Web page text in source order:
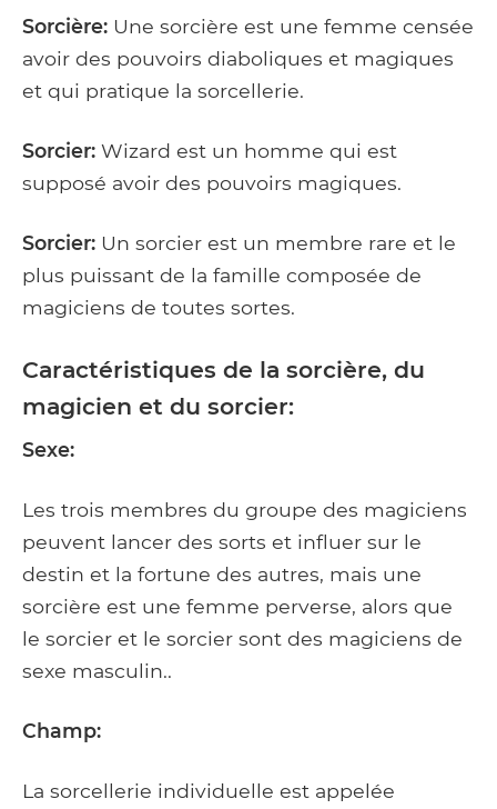
Sorcière: Une sorcière est une femme censée
avoir des pouvoirs diaboliques et magiques
et qui pratique la sorcellerie.
Sorcier: Wizard est un homme qui est
supposé avoir des pouvoirs magiques.
Sorcier: Un sorcier est un membre rare et le
plus puissant de la famille composée de
magiciens de toutes sortes.
Caractéristiques de la sorcière, du
magicien et du sorcier:
Sexe:
Les trois membres du groupe des magiciens
peuvent lancer des sorts et influer sur le
destin et la fortune des autres, mais une
sorcière est une femme perverse, alors que
le sorcier et le sorcier sont des magiciens de
sexe masculin..
Champ:
La sorcellerie individuelle est appelée